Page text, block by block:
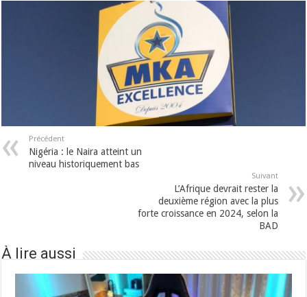
Précédent
Nigéria : le Naira atteint un
niveau historiquement bas
Suivant
L’Afrique devrait rester la
deuxième région avec la plus
forte croissance en 2024, selon la
BAD
À lire aussi